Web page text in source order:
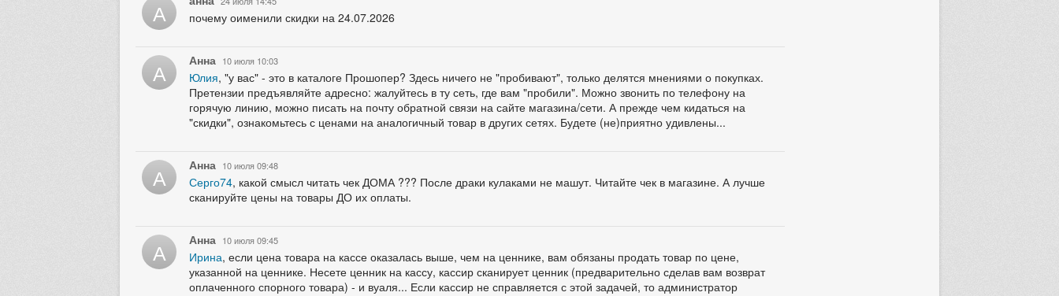
А почему оименили скидки на 24.07.2026
А Анна 10 июля 10:03
Юлия, "у вас" - это в каталоге Прошопер? Здесь ничего не "пробивают", только делятся мнениями о покупках.
Претензии предъявляйте адресно: жалуйтесь в ту сеть, где вам "пробили". Можно звонить по телефону на
горячую линию, можно писать на почту обратной связи на сайте магазина/сети. А прежде чем кидаться на
"скидки", ознакомьтесь с ценами на аналогичный товар в других сетях. Будете (не)приятно удивлены...
А Анна 10 июля 09:48
Серго74, какой смысл читать чек ДОМА ??? После драки кулаками не машут. Читайте чек в магазине. А лучше
сканируйте цены на товары ДО их оплаты.
А Анна 10 июля 09:45
Ирина, если цена товара на кассе оказалась выше, чем на ценнике, вам обязаны продать товар по цене,
указанной на ценнике. Несете ценник на кассу, кассир сканирует ценник (предварительно сделав вам возврат
оплаченного спорного товара) - и вуаля... Если кассир не справляется с этой задачей, то администратор